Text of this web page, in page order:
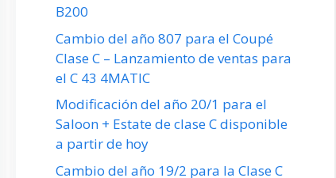
B200
Cambio del año 807 para el Coupé
Clase C – Lanzamiento de ventas para
el C 43 4MATIC
Modificación del año 20/1 para el
Saloon + Estate de clase C disponible
a partir de hoy
Cambio del año 19/2 para la Clase C